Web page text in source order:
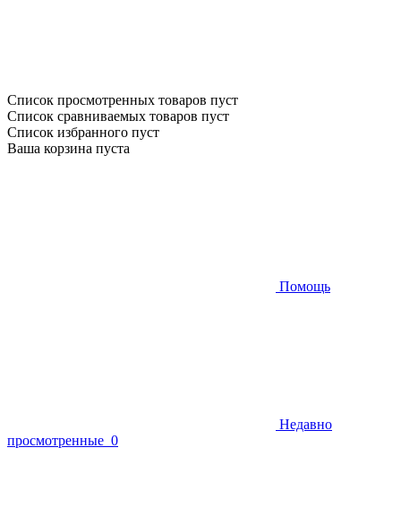
Список просмотренных товаров пуст
Список сравниваемых товаров пуст
Список избранного пуст
Ваша корзина пуста
Помощь
Недавно
просмотренные 0